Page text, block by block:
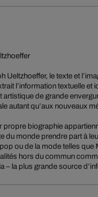
le texte et
l’information textuelle et
de grande
autant qu’aux nouveaux
propre biographie
du monde prendre part à
ou de la mode telles
hors du commun
– la plus grande source